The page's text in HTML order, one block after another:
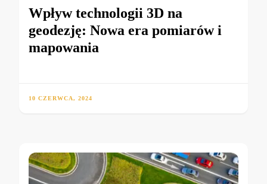
Wpływ technologii 3D na
geodezję: Nowa era pomiarów i
mapowania
10 CZERWCA, 2024